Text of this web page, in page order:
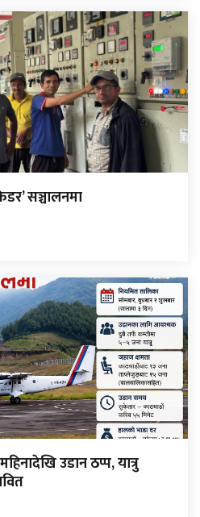
सञ्चालनमा
उडान ठप्प, यात्रु